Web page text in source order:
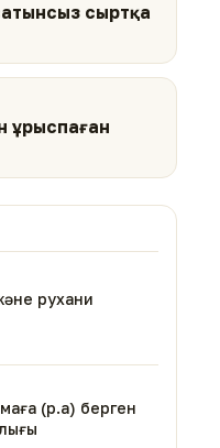
сыртқа
ұрыспаған
рухани
(р.а) берген